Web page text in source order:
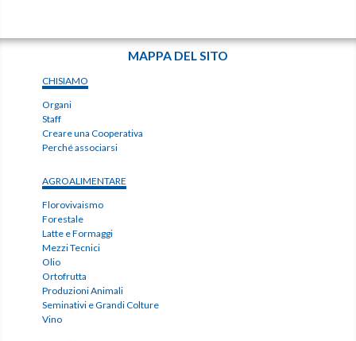
MAPPA DEL SITO
CHISIAMO
Organi
Staff
Creare una Cooperativa
Perché associarsi
AGROALIMENTARE
Florovivaismo
Forestale
Latte e Formaggi
Mezzi Tecnici
Olio
Ortofrutta
Produzioni Animali
Seminativi e Grandi Colture
Vino